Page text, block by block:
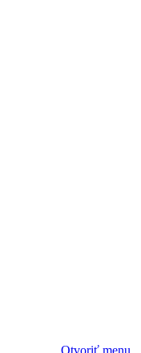
Otvoriť menu